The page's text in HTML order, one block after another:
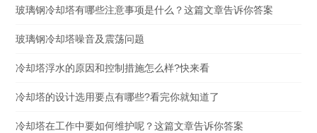
玻璃钢冷却塔有哪些注意事项是什么？这篇文章告诉你答案
玻璃钢冷却塔噪音及震荡问题
冷却塔浮水的原因和控制措施怎么样?快来看
冷却塔的设计选用要点有哪些?看完你就知道了
冷却塔在工作中要如何维护呢？这篇文章告诉你答案